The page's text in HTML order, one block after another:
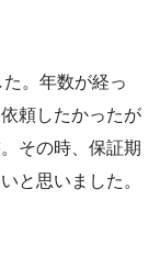
。年数が経っ
頼したかったが
その時、保証期
と思いました。